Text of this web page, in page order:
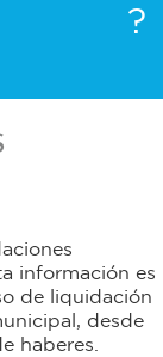
?
información es
de liquidación
desde
haberes.